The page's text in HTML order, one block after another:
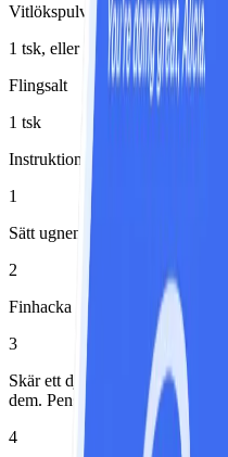
Vitlökspulver
1 tsk, eller torkad vitlök i bitar
Flingsalt
1 tsk
Instruktioner
1
Sätt ugnen på 190°.
2
Finhacka salladslök och
3
Skär ett djupt snitt i
dem. Pensla ovansidan av
4